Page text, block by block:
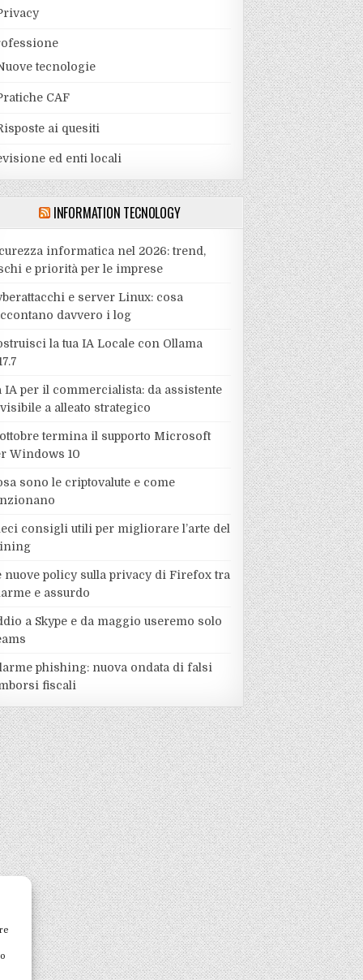
tecnologie
CAF
ai quesiti
ed enti locali
INFORMATION TECNOLOGY
informatica nel 2026: trend,
e priorità per le imprese
e server Linux: cosa
davvero i log
la tua IA Locale con Ollama
IA per il commercialista: da assistente
a alleato strategico
termina il supporto Microsoft
Windows 10
sono le criptovalute e come
consigli utili per migliorare l’arte del
nuove policy sulla privacy di Firefox tra
e assurdo
a Skype e da maggio useremo solo
phishing: nuova ondata di falsi
fiscali